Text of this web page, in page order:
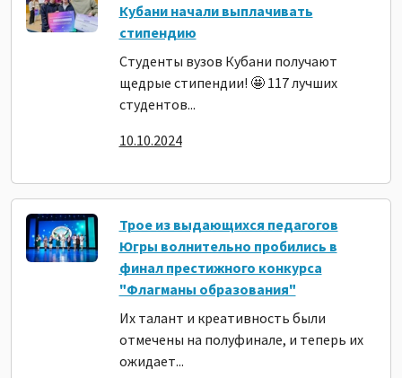
Кубани начали выплачивать
стипендию
Студенты вузов Кубани получают
щедрые стипендии! 🤩 117 лучших
студентов...
10.10.2024
Трое из выдающихся педагогов
Югры волнительно пробились в
финал престижного конкурса
"Флагманы образования"
Их талант и креативность были
отмечены на полуфинале, и теперь их
ожидает...